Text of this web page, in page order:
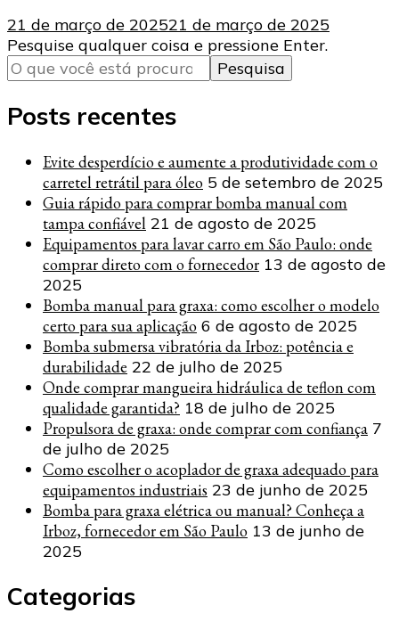
21 de março de 202521 de março de 2025
Procurando
algo?
Pesquise qualquer coisa e pressione Enter.
Posts recentes
Evite desperdício e aumente a produtividade com o
carretel retrátil para óleo 5 de setembro de 2025
Guia rápido para comprar bomba manual com
tampa confiável 21 de agosto de 2025
Equipamentos para lavar carro em São Paulo: onde
comprar direto com o fornecedor 13 de agosto de
2025
Bomba manual para graxa: como escolher o modelo
certo para sua aplicação 6 de agosto de 2025
Bomba submersa vibratória da Irboz: potência e
durabilidade 22 de julho de 2025
Onde comprar mangueira hidráulica de teflon com
qualidade garantida? 18 de julho de 2025
Propulsora de graxa: onde comprar com confiança 7
de julho de 2025
Como escolher o acoplador de graxa adequado para
equipamentos industriais 23 de junho de 2025
Bomba para graxa elétrica ou manual? Conheça a
Irboz, fornecedor em São Paulo 13 de junho de
2025
Categorias